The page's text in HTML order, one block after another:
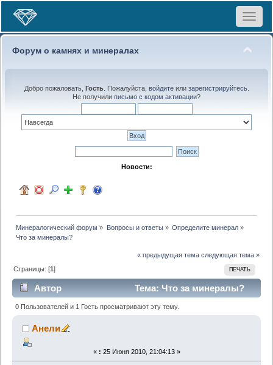
Toggle
Форум о камнях и минералах
Добро пожаловать, Гость. Пожалуйста, войдитеили зарегистрируйтесь.
Не получили письмо с кодом активации?
Новости:
Минералогический форум » Вопросы и ответы» Определите минерал»
Что за минералы?
« предыдущая тема следующая тема »
ПЕЧАТЬ
Страницы: [1]
Автор
Тема: Что за минералы?
(Прочитано 2085 раз)
0 Пользователей и 1 Гость просматривают эту тему.
Анели
« : 25 Июня 2010, 21:04:13 »